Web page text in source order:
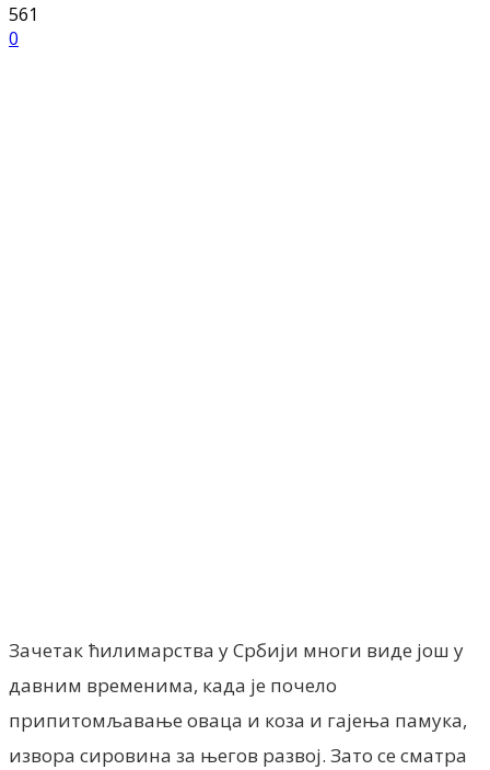
561
0
Зачетак ћилимарства у Србији многи виде још у
давним временима, када је почело
припитомљавање оваца и коза и гајења памука,
извора сировина за његов развој. Зато се сматра